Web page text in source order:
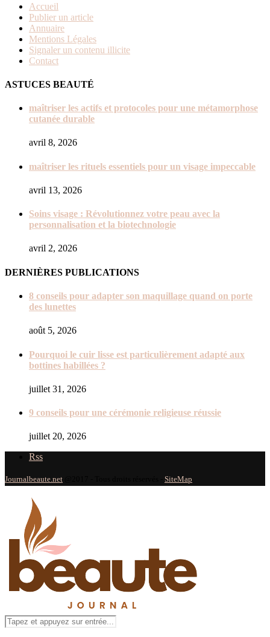
Accueil
Publier un article
Annuaire
Mentions Légales
Signaler un contenu illicite
Contact
ASTUCES BEAUTÉ
maîtriser les actifs et protocoles pour une métamorphose
cutanée durable
avril 8, 2026
maîtriser les rituels essentiels pour un visage impeccable
avril 13, 2026
Soins visage : Révolutionnez votre peau avec la
personnalisation et la biotechnologie
avril 2, 2026
DERNIÈRES PUBLICATIONS
8 conseils pour adapter son maquillage quand on porte
des lunettes
août 5, 2026
Pourquoi le cuir lisse est particulièrement adapté aux
bottines habillées ?
juillet 31, 2026
9 conseils pour une cérémonie religieuse réussie
juillet 20, 2026
Rss
Journalbeaute.net SiteMap